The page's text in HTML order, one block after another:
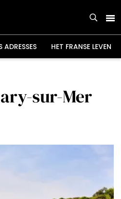
ADRESSES HET FRANSE LEVEN
sur-Mer